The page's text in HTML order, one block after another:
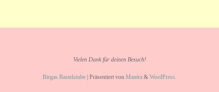
Vielen Dank für deinen Besuch!
Birgas Bastelstube | Präsentiert von Mantra & WordPress.